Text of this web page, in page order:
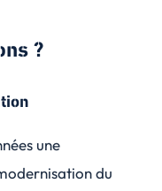
?
une
du